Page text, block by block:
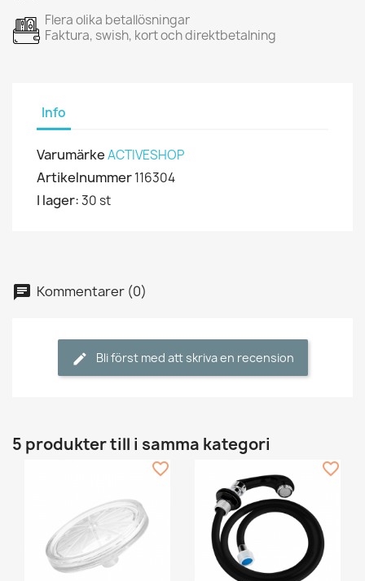
Flera olika betallösningar
Faktura, swish, kort och direktbetalning
Info
VarumärkeACTIVESHOP
Artikelnummer116304
I lager:30 st
Kommentarer (0)
Bli först med att skriva en recension
5 produkter till i samma kategori
favorite_border favorite_border